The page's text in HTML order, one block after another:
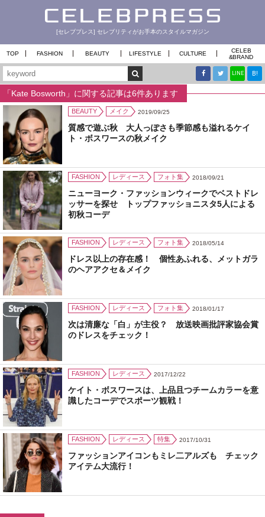
[セレブプレス] セレブリティがお手本のスタイルマガジン
TOP FASHION BEAUTY LIFESTYLE CULTURE
CELEB
&BRAND
LINE B!
「Kate Bosworth」に関する記事は6件あります
BEAUTY メイク 2019/09/25
質感で遊ぶ秋 大人っぽさも季節感も溢れるケイ
ト・ボスワースの秋メイク
FASHION レディース フォト集 2018/09/21
ニューヨーク・ファッションウィークでベストドレ
ッサーを探せ トップファッショニスタ5人による
初秋コーデ
FASHION レディース フォト集 2018/05/14
ドレス以上の存在感！ 個性あふれる、メットガラ
のヘアアクセ＆メイク
FASHION レディース フォト集 2018/01/17
次は清廉な「白」が主役？ 放送映画批評家協会賞
のドレスをチェック！
FASHION レディース 2017/12/22
ケイト・ボスワースは、上品且つチームカラーを意
識したコーデでスポーツ観戦！
FASHION レディース 特集 2017/10/31
ファッションアイコンもミレ二アルズも チェック
アイテム大流行！